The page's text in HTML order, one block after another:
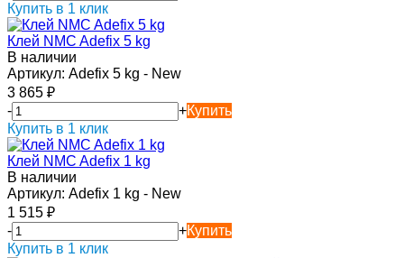
Купить в 1 клик
Клей NMC Adefix 5 kg
В наличии
Артикул: Adefix 5 kg - New
3 865 ₽
-
+Купить
Купить в 1 клик
Клей NMC Adefix 1 kg
В наличии
Артикул: Adefix 1 kg - New
1 515 ₽
-
+Купить
Купить в 1 клик